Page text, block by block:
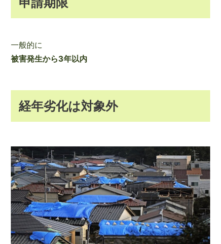
一般的に
被害発生から3年以内
経年劣化は対象外